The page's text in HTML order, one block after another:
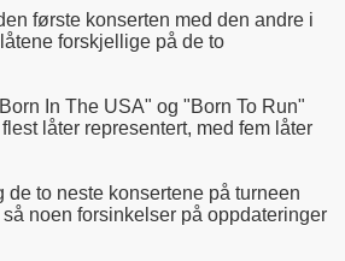
første konserten med den andre i
forskjellige på de to
In The USA" og "Born To Run"
låter representert, med fem låter
de to neste konsertene på turneen
noen forsinkelser på oppdateringer